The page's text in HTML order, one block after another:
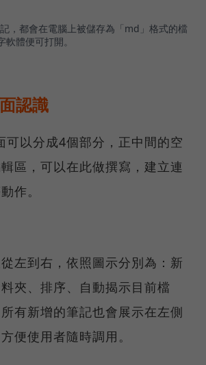
，都會在電腦上被儲存為「md」格式的檔
體便可打開。
認識
以分成4個部分，正中間的空
區，可以在此做撰寫，建立連
作。
左到右，依照圖示分別為：新
夾、排序、自動揭示目前檔
有新增的筆記也會展示在左側
便使用者隨時調用。